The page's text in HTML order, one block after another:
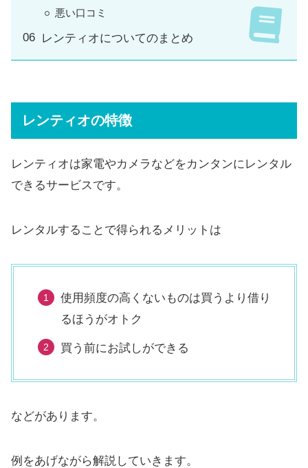
悪い口コミ
レンティオについてのまとめ
レンティオの特徴
レンティオは家電やカメラなどをカンタンにレンタル
できるサービスです。
レンタルすることで得られるメリットは
使用頻度の高くないものは買うより借り
るほうがオトク
買う前にお試しができる
などがあります。
例をあげながら解説していきます。